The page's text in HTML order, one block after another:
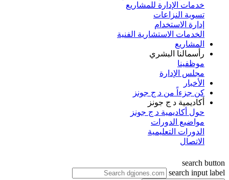
خدمات الإدارة للمشاريع
تسوية النزاعات
إدارة الاستخدام
الخدمات الاستشارية الفنية
المشاريع
رأسمالنا البشري
موظفينا
مجلس الإدارة
الأخبار
كن جزءاً من د ج جونز
أكاديمية د ج جونز
حول أكاديمية د ج جونز
مواضيع الدورات
الدورات التعليمية
الاتصال
search button
search input label